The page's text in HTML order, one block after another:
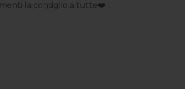
la consiglio a tutte❤️